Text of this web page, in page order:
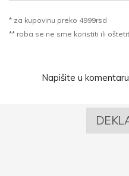
* za kupovinu preko 4999rsd
** roba se ne sme koristiti ili
Napišite u